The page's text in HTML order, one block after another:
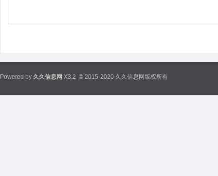
Powered by 久久信息网 X3.2 © 2015-2020 久久信息网版权所有